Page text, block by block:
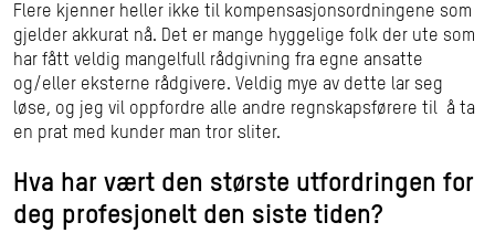
Flere kjenner heller ikke til kompensasjonsordningene som
gjelder akkurat nå. Det er mange hyggelige folk der ute som
har fått veldig mangelfull rådgivning fra egne ansatte
og/eller eksterne rådgivere. Veldig mye av dette lar seg
løse, og jeg vil oppfordre alle andre regnskapsførere til å ta
en prat med kunder man tror sliter.
Hva har vært den største utfordringen for
deg profesjonelt den siste tiden?